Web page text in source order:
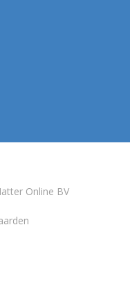
Online BV